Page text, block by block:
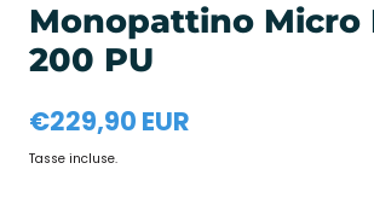
Monopattino Micro
200 PU
Prezzo
normale
€229,90 EUR
Tasse incluse.